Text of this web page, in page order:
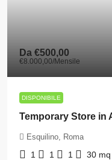
Da €500,00
€8.000,00/Mensile
DISPONIBILE
Temporary Store in
Esquilino, Roma
1 1 1 30 mq